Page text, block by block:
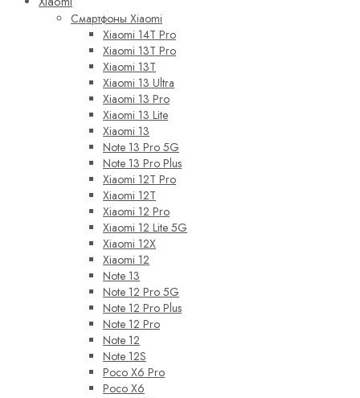
Смартфоны Xiaomi
Xiaomi 14T Pro
Xiaomi 13T Pro
Xiaomi 13T
Xiaomi 13 Ultra
Xiaomi 13 Pro
Xiaomi 13 Lite
Xiaomi 13
Note 13 Pro 5G
Note 13 Pro Plus
Xiaomi 12T Pro
Xiaomi 12T
Xiaomi 12 Pro
Xiaomi 12 Lite 5G
Xiaomi 12X
Xiaomi 12
Note 13
Note 12 Pro 5G
Note 12 Pro Plus
Note 12 Pro
Note 12
Note 12S
Poco X6 Pro
Poco X6